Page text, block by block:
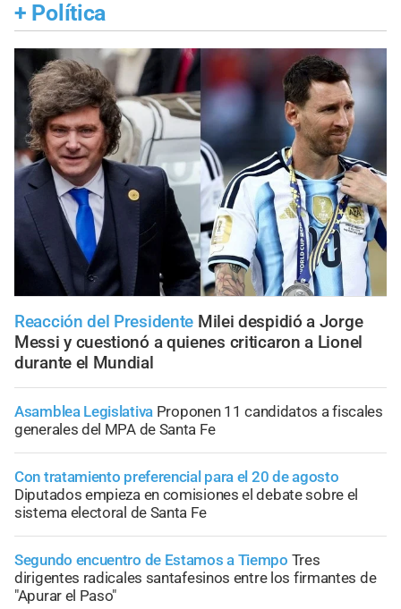
+ Política
Reacción del Presidente Milei despidió a Jorge
Messi y cuestionó a quienes criticaron a Lionel
durante el Mundial
Asamblea Legislativa Proponen 11 candidatos a fiscales
generales del MPA de Santa Fe
Con tratamiento preferencial para el 20 de agosto
Diputados empieza en comisiones el debate sobre el
sistema electoral de Santa Fe
Segundo encuentro de Estamos a Tiempo Tres
dirigentes radicales santafesinos entre los firmantes de
"Apurar el Paso"